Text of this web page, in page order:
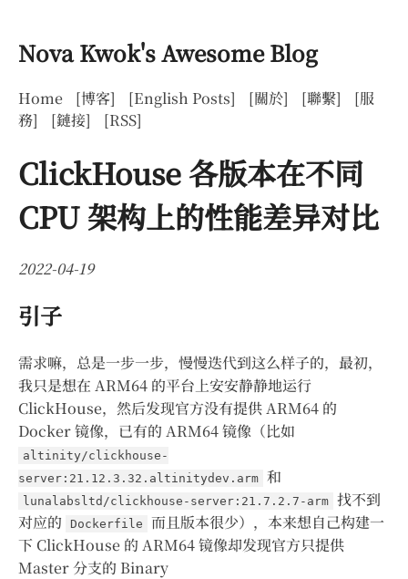
Nova Kwok's Awesome Blog
Home [博客] [English Posts] [關於] [聯繫]
[服
務]
[鏈接] [RSS]
ClickHouse 各版本在不同
CPU 架构上的性能差异对比
2022-04-19
引子
需求嘛，总是一步一步，慢慢迭代到这么样子的，最初，
我只是想在 ARM64 的平台上安安静静地运行
ClickHouse，然后发现官方没有提供 ARM64 的
Docker 镜像，已有的 ARM64 镜像（比如
altinity/clickhouse-
server:21.12.3.32.altinitydev.arm 和
lunalabsltd/clickhouse-server:21.7.2.7-arm 找不到
对应的
Dockerfile
而且版本很少），本来想自己构建一
下 ClickHouse 的 ARM64 镜像却发现官方只提供
Master 分支的 Binary